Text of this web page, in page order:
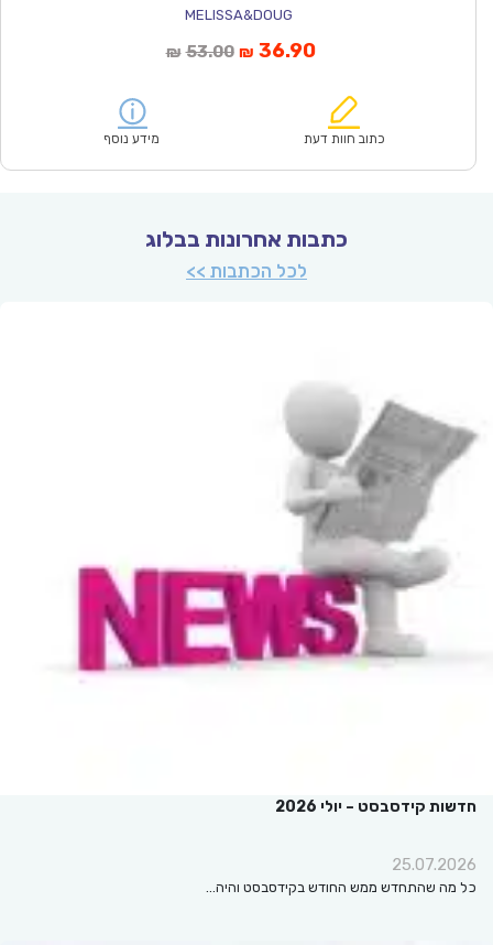
MELISSA&DOUG
₪ 53.00המחיר
₪53.00.
₪ 36.90המחיר
הוא:
כתוב חוות דעת מידע נוסף
כתבות אחרונות בבלוג
לכל הכתבות >>
חדשות קידסבסט – יולי 2026
25.07.2026
כל מה שהתחדש ממש החודש בקידסבסט והיה…